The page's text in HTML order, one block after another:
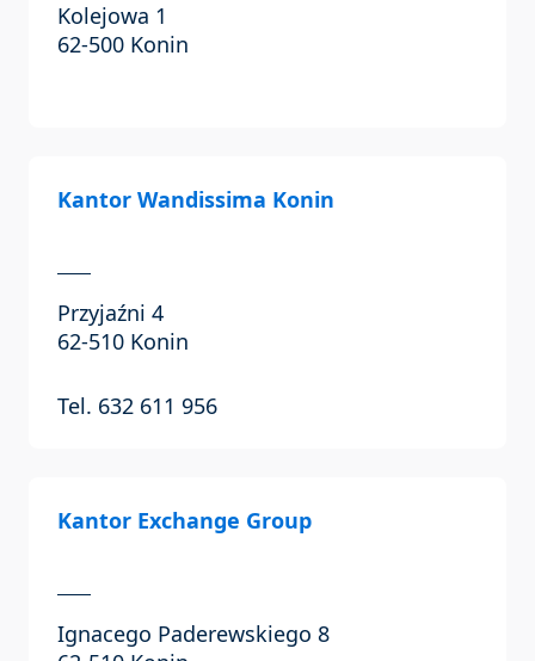
Kolejowa 1
62-500 Konin
Kantor Wandissima Konin
Przyjaźni 4
62-510 Konin
Tel. 632 611 956
Kantor Exchange Group
Ignacego Paderewskiego 8